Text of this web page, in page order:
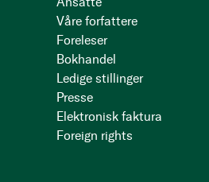
Våre forfattere
Foreleser
Bokhandel
Ledige stillinger
Presse
Elektronisk faktura
Foreign rights